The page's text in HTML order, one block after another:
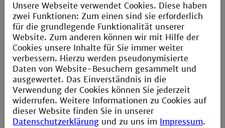
Benutzeranmeldung
Bitte geben Sie Ihren Benutzernamen und Ihr
Passwort ein, um sich an der Website anzumelden.
Benutzername:
Passwort:
Unsere Webseite verwendet Cookies. Diese haben
zwei Funktionen: Zum einen sind sie erforderlich
für die grundlegende Funktionalität unserer
Website. Zum anderen können wir mit Hilfe der
Cookies unsere Inhalte für Sie immer weiter
verbessern. Hierzu werden pseudonymisierte
Daten von Website-Besuchern gesammelt und
ausgewertet. Das Einverständnis in die
Verwendung der Cookies können Sie jederzeit
widerrufen. Weitere Informationen zu Cookies auf
dieser Website finden Sie in unserer
Datenschutzerklärung und zu uns im Impressum.